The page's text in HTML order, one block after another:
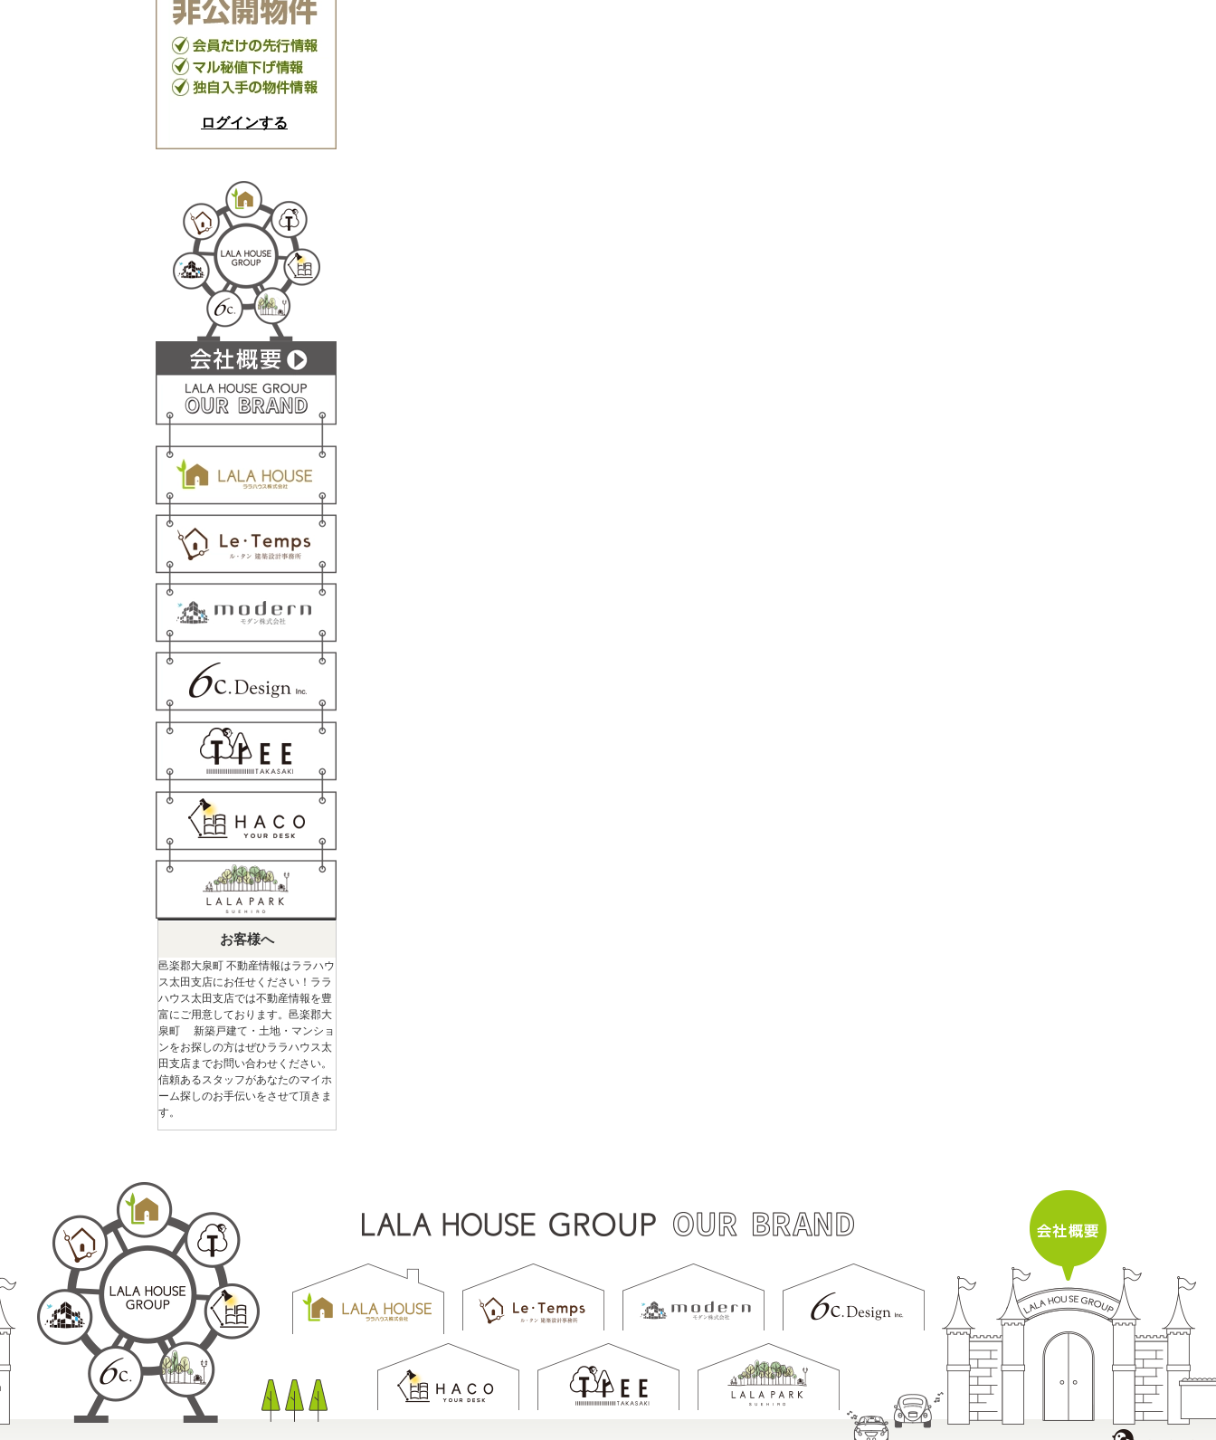
ログインする
お客様へ
邑楽郡大泉町 不動産情報はララハウ
ス太田支店にお任せください！ララ
ハウス太田支店では不動産情報を豊
富にご用意しております。邑楽郡大
泉町 新築戸建て・土地・マンショ
ンをお探しの方はぜひララハウス太
田支店までお問い合わせください。
信頼あるスタッフがあなたのマイホ
ーム探しのお手伝いをさせて頂きま
す。